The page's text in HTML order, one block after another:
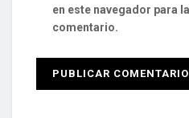
en este navegador para
comentario.